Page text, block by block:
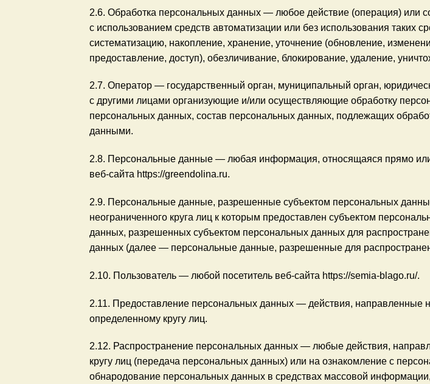
2.6. Обработка персональных данных — любое действие (операция) или
с использованием средств автоматизации или без использования таких
систематизацию, накопление, хранение, уточнение (обновление,
предоставление, доступ), обезличивание, блокирование, удаление,
2.7. Оператор — государственный орган, муниципальный орган,
с другими лицами организующие и/или осуществляющие обработку
персональных данных, состав персональных данных, подлежащих
данными.
2.8. Персональные данные — любая информация, относящаяся прямо
веб-сайта https://greendolina.ru.
2.9. Персональные данные, разрешенные субъектом персональных
неограниченного круга лиц к которым предоставлен субъектом
данных, разрешенных субъектом персональных данных для
данных (далее — персональные данные, разрешенные для
2.10. Пользователь — любой посетитель веб-сайта https://semia-blago.ru/.
2.11. Предоставление персональных данных — действия, направленные
определенному кругу лиц.
2.12. Распространение персональных данных — любые действия,
кругу лиц (передача персональных данных) или на ознакомление с
обнародование персональных данных в средствах массовой